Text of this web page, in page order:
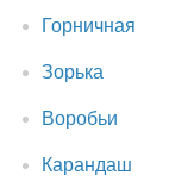
Горничная
Зорька
Воробьи
Карандаш